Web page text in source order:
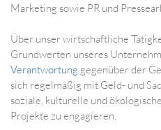
Marketing sowie PR und
Über unser wirtschaftliche
Grundwerten unseres
Verantwortung gegenüber der
sich regelmäßig mit Geld- und
soziale, kulturelle und
Projekte zu engagieren.